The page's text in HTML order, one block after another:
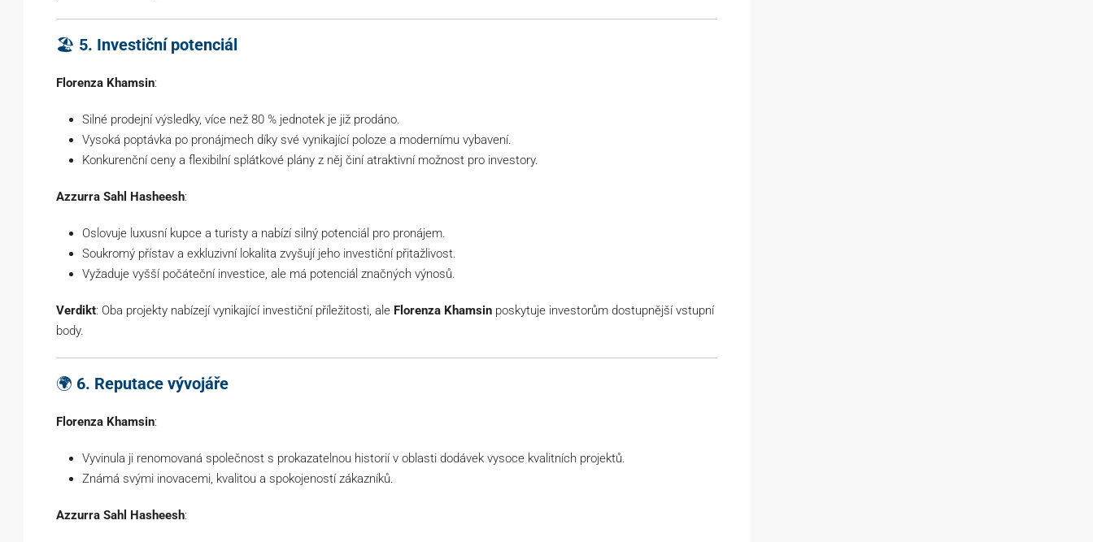
🏖 5. Investiční potenciál
Florenza Khamsin:
Silné prodejní výsledky, více než 80 % jednotek je již prodáno.
Vysoká poptávka po pronájmech díky své vynikající poloze a modernímu vybavení.
Konkurenční ceny a flexibilní splátkové plány z něj činí atraktivní možnost pro investory.
Azzurra Sahl Hasheesh:
Oslovuje luxusní kupce a turisty a nabízí silný potenciál pro pronájem.
Soukromý přístav a exkluzivní lokalita zvyšují jeho investiční přitažlivost.
Vyžaduje vyšší počáteční investice, ale má potenciál značných výnosů.
Verdikt: Oba projekty nabízejí vynikající investiční příležitosti, ale Florenza Khamsin poskytuje investorům dostupnější vstupní
body.
🌍 6. Reputace vývojáře
Florenza Khamsin:
Vyvinula ji renomovaná společnost s prokazatelnou historií v oblasti dodávek vysoce kvalitních projektů.
Známá svými inovacemi, kvalitou a spokojeností zákazníků.
Azzurra Sahl Hasheesh: